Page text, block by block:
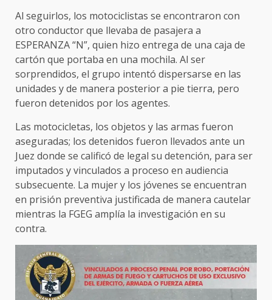
Al seguirlos, los motociclistas se encontraron con
otro conductor que llevaba de pasajera a
ESPERANZA “N”, quien hizo entrega de una caja de
cartón que portaba en una mochila. Al ser
sorprendidos, el grupo intentó dispersarse en las
unidades y de manera posterior a pie tierra, pero
fueron detenidos por los agentes.
Las motocicletas, los objetos y las armas fueron
aseguradas; los detenidos fueron llevados ante un
Juez donde se calificó de legal su detención, para ser
imputados y vinculados a proceso en audiencia
subsecuente. La mujer y los jóvenes se encuentran
en prisión preventiva justificada de manera cautelar
mientras la FGEG amplía la investigación en su
contra.